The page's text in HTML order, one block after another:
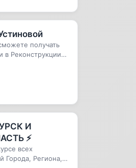
получать
в Реконструкции
И
⚡️
всех
Города, Региона,